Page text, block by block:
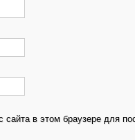
сайта в этом браузере для